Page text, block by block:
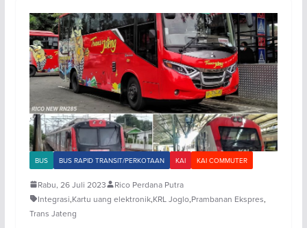
BUS BUS RAPID TRANSIT/PERKOTAAN KAI KAI COMMUTER
Rabu, 26 Juli 2023
Rico Perdana Putra
Integrasi,Kartu uang elektronik,KRL Joglo,Prambanan Ekspres,
Trans Jateng